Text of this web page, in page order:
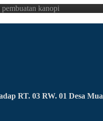
kanopi
RT. 03 RW. 01 Desa